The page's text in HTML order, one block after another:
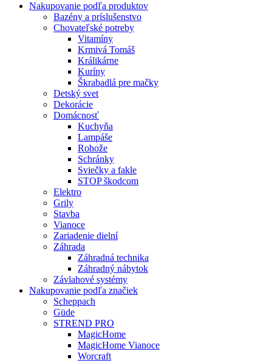
Nakupovanie podľa produktov
Bazény a príslušenstvo
Chovateľské potreby
Vitamíny
Krmivá Tomáš
Králikárne
Kuríny
Škrabadlá pre mačky
Detský svet
Dekorácie
Domácnosť
Kuchyňa
Lampáše
Rohože
Schránky
Sviečky a fakle
STOP škodcom
Elektro
Grily
Stavba
Vianoce
Zariadenie dielní
Záhrada
Záhradná technika
Záhradný nábytok
Závlahové systémy
Nakupovanie podľa značiek
Scheppach
Güde
STREND PRO
MagicHome
MagicHome Vianoce
Worcraft